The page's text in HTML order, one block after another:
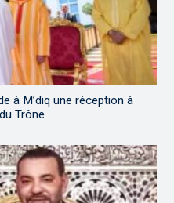
à M’diq une réception à
Trône